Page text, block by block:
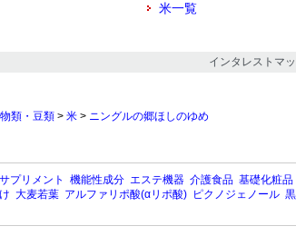
米一覧
インタレストマ
類・豆類 > 米 > ニングルの郷ほしのゆめ
サプリメント 機能性成分 エステ機器 介護食品 基礎化粧品
大麦若葉 アルファリポ酸(αリポ酸) ピクノジェノール